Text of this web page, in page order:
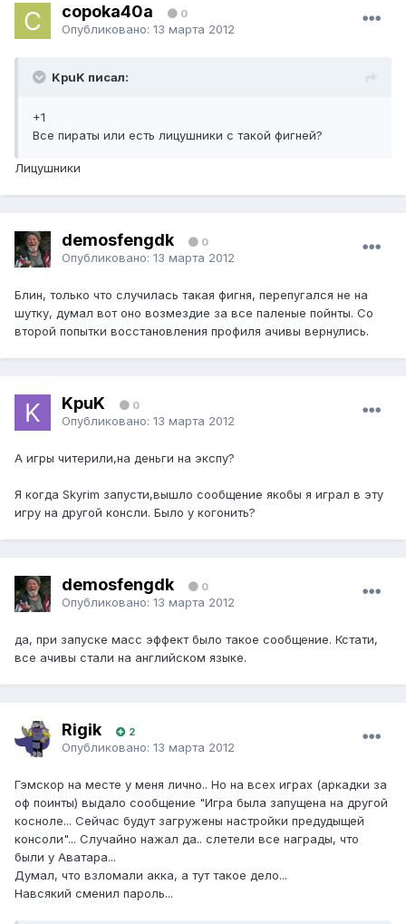
copoka40a 0
Опубликовано: 13 марта 2012
KpuK писал:
+1
Все пираты или есть лицушники с такой фигней?
Лицушники
demosfengdk 0
Опубликовано: 13 марта 2012
Блин, только что случилась такая фигня, перепугался не на
шутку, думал вот оно возмездие за все паленые пойнты. Со
второй попытки восстановления профиля ачивы вернулись.
KpuK 0
Опубликовано: 13 марта 2012
А игры читерили,на деньги на экспу?
Я когда Skyrim запусти,вышло сообщение якобы я играл в эту
игру на другой консли. Было у когонить?
demosfengdk 0
Опубликовано: 13 марта 2012
да, при запуске масс эффект было такое сообщение. Кстати,
все ачивы стали на английском языке.
Rigik 2
Опубликовано: 13 марта 2012
Гэмскор на месте у меня лично.. Но на всех играх (аркадки за
оф поинты) выдало сообщение "Игра была запущена на другой
косноле... Сейчас будут загружены настройки предудыщей
консоли"... Случайно нажал да.. слетели все награды, что
были у Аватара...
Думал, что взломали акка, а тут такое дело...
Навсякий сменил пароль...